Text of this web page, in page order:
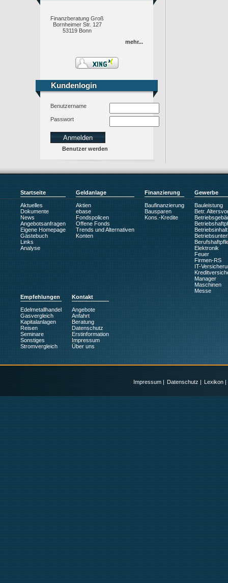
Finanzberatung Groß
Bornheimer Str. 127
53119 Bonn
mehr...
Kundenlogin
Kundenlogin
Benutzername
Passwort
Benutzer werden
Startseite
Aktuelles
Dokumente
News
Angebotsanfragen
Eigene Homepage
Gästebuch
Links
Analyse
Geldanlage
Aktien
ebase
Fondspolicen
Offene Fonds
Trends und Alternativen
Konten
Finanzierung
Baufinanzierung
Bausparen
Kons.-Kredite
Gewerbe
Bauleistung
Betr.
Betriebsinhalt
Elektronik
Feuer
Firmen-RS
IT-
Manager
Maschinen
Messe
Empfehlungen
Edelmetallhandel
Gasvergleich
Kapitalanlagen
Reisen
Seminare
Sonstiges
Stromvergleich
Kontakt
Angebote
Anfahrt
Beratung
Datenschutz
Erstinformation
Impressum
Über uns
Impressum | Datenschutz | Lexikon |